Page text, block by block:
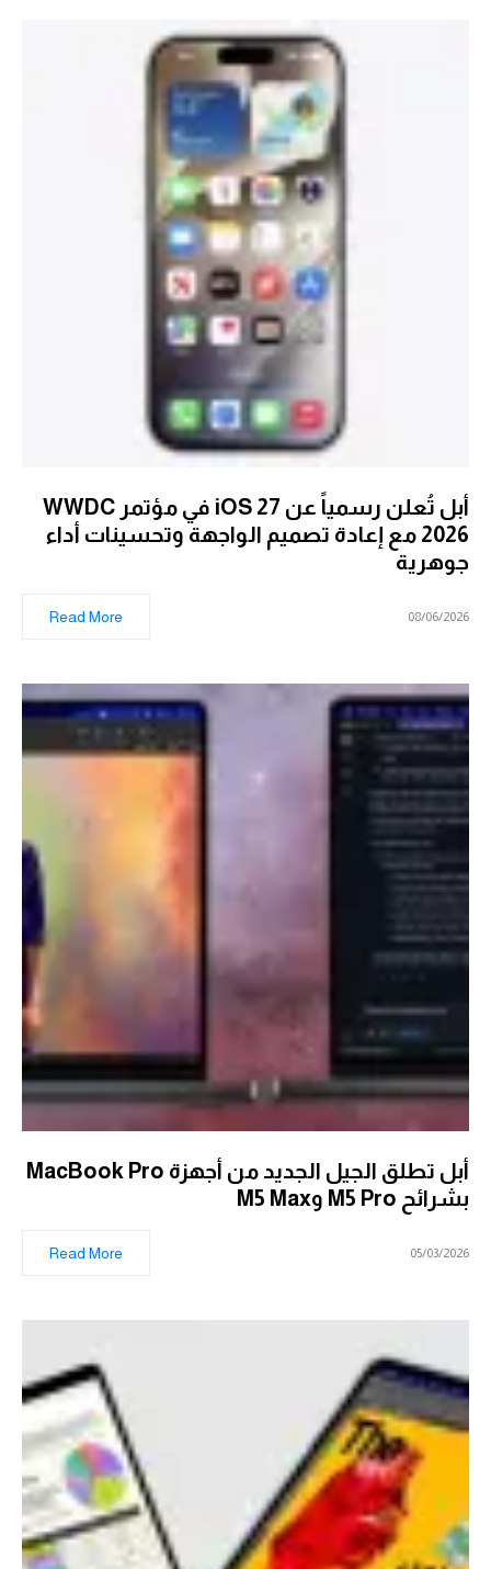
أبل تُعلن رسمياً عن iOS 27 في مؤتمر WWDC
2026 مع إعادة تصميم الواجهة وتحسينات أداء
جوهرية
08/06/2026
Read More
أبل تطلق الجيل الجديد من أجهزة MacBook Pro
بشرائح M5 Pro وM5 Max
05/03/2026
Read More